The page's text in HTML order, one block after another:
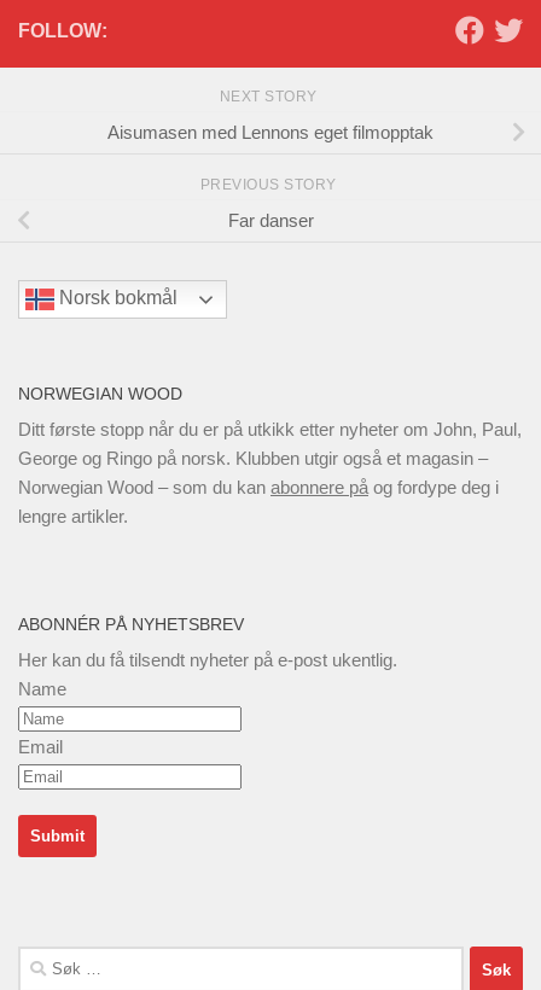
FOLLOW:
NEXT STORY
Aisumasen med Lennons eget filmopptak
PREVIOUS STORY
Far danser
Norsk bokmål
NORWEGIAN WOOD
Ditt første stopp når du er på utkikk etter nyheter om John, Paul,
George og Ringo på norsk. Klubben utgir også et magasin –
Norwegian Wood – som du kan abonnere på og fordype deg i
lengre artikler.
ABONNÉR PÅ NYHETSBREV
Her kan du få tilsendt nyheter på e-post ukentlig.
Name
Email
Søk